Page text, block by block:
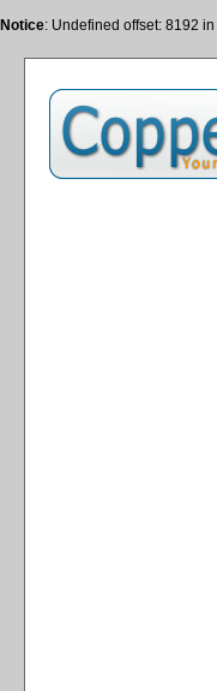
Notice: Undefined offset: 8192 in